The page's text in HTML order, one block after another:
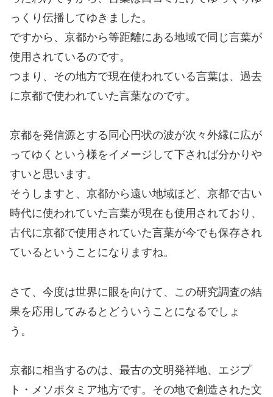
っくり伝播してゆきました。
ですから、京都から等距離にある地域で同じ言葉が
使用されているのです。
つまり、その地方で現在使われている言葉は、過去
に京都で使われていた言葉なのです。
京都を発信源とする同心円状の波が次々外縁に広が
ってゆくという様をイメージして下されば分かりや
すいと思います。
そうしますと、京都から遠い地域ほど、京都で古い
時代に使われていた言葉が現在も使用されており、
古代に京都で使用されていた言葉が今でも保存され
ているということになりますね。
さて、今度は世界に眼を向けて、この研究調査の結
果を応用してみるとどういうことになるでしょ
う。
京都に相当するのは、最古の文明発祥地、エジプ
ト・メソポタミア地方です。その地で創造された文